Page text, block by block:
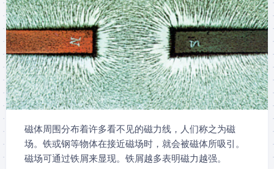
磁体周围分布着许多看不见的磁力线，人们称之为磁
场。铁或钢等物体在接近磁场时，就会被磁体所吸引。
磁场可通过铁屑来显现。铁屑越多表明磁力越强。